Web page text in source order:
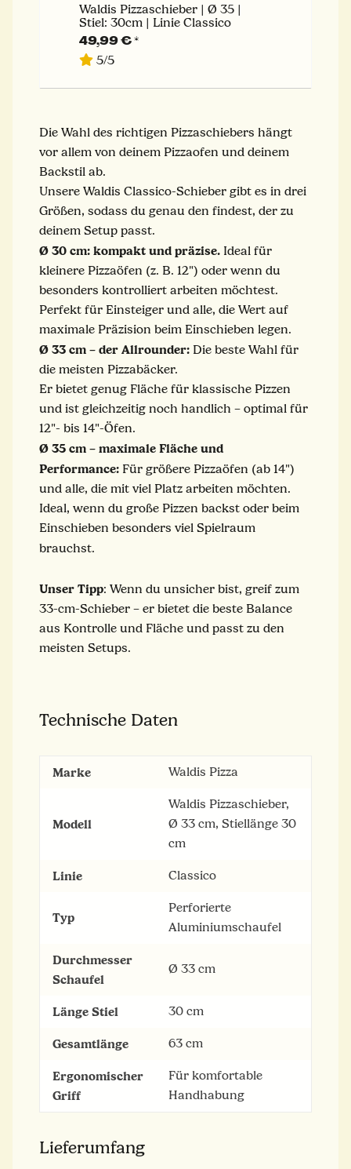
Waldis Pizzaschieber | Ø 35 |
Stiel: 30cm | Linie Classico
49,99 €*
5/5
Die Wahl des richtigen Pizzaschiebers hängt
vor allem von deinem Pizzaofen und deinem
Backstil ab.
Unsere Waldis Classico-Schieber gibt es in drei
Größen, sodass du genau den findest, der zu
deinem Setup passt.
Ø 30 cm: kompakt und präzise. Ideal für
kleinere Pizzaöfen (z. B. 12") oder wenn du
besonders kontrolliert arbeiten möchtest.
Perfekt für Einsteiger und alle, die Wert auf
maximale Präzision beim Einschieben legen.
Ø 33 cm – der Allrounder: Die beste Wahl für
die meisten Pizzabäcker.
Er bietet genug Fläche für klassische Pizzen
und ist gleichzeitig noch handlich – optimal für
12"- bis 14"-Öfen.
Ø 35 cm – maximale Fläche und
Performance: Für größere Pizzaöfen (ab 14")
und alle, die mit viel Platz arbeiten möchten.
Ideal, wenn du große Pizzen backst oder beim
Einschieben besonders viel Spielraum
brauchst.
Unser Tipp: Wenn du unsicher bist, greif zum
33-cm-Schieber – er bietet die beste Balance
aus Kontrolle und Fläche und passt zu den
meisten Setups.
Technische Daten
Marke Waldis Pizza
Modell
Waldis Pizzaschieber,
Ø 33 cm, Stiellänge 30
cm
Linie Classico
Typ
Perforierte
Aluminiumschaufel
Durchmesser
Schaufel
Ø 33 cm
Länge Stiel 30 cm
Gesamtlänge 63 cm
Ergonomischer
Griff
Für komfortable
Handhabung
Lieferumfang